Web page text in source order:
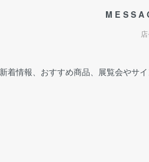
新着情報、おすすめ商品、展覧会やサ